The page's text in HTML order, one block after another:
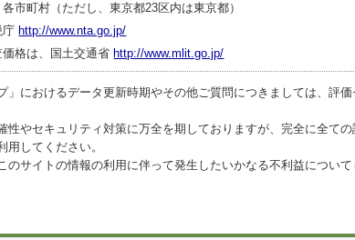
市町村（ただし、東京都23区内は東京都）
庁 http://www.nta.go.jp/
格は、国土交通省 http://www.mlit.go.jp/
におけるデータ更新時期やその他ご質問につきましては、評価
やセキュリティ対策に万全を期しておりますが、完全に全て
してください。
サイトの情報の利用に伴って発生したいかなる不利益について